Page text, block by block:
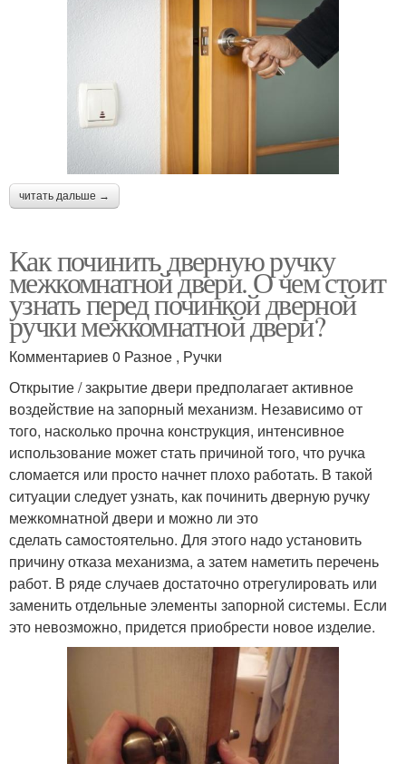
читать дальше →
Как починить дверную ручку
межкомнатной двери. О чем стоит
узнать перед починкой дверной
ручки межкомнатной двери?
Комментариев 0 Разное , Ручки
Открытие / закрытие двери предполагает активное
воздействие на запорный механизм. Независимо от
того, насколько прочна конструкция, интенсивное
использование может стать причиной того, что ручка
сломается или просто начнет плохо работать. В такой
ситуации следует узнать, как починить дверную ручку
межкомнатной двери и можно ли это
сделать самостоятельно. Для этого надо установить
причину отказа механизма, а затем наметить перечень
работ. В ряде случаев достаточно отрегулировать или
заменить отдельные элементы запорной системы. Если
это невозможно, придется приобрести новое изделие.